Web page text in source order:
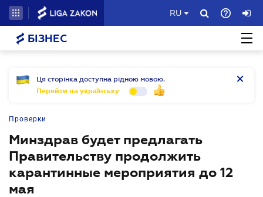
RU
БІЗНЕС
Ця сторінка доступна рідною мовою.
Перейти на українську
Проверки
Минздрав будет предлагать
Правительству продолжить
карантинные мероприятия до 12
мая